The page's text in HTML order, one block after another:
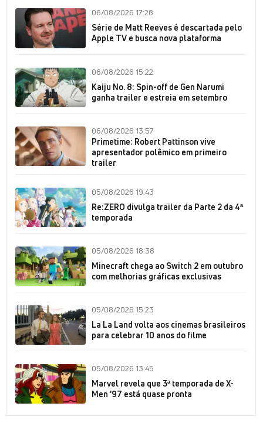
06/08/2026 17:28
Série de Matt Reeves é descartada pelo
Apple TV e busca nova plataforma
06/08/2026 15:22
Kaiju No. 8: Spin-off de Gen Narumi
ganha trailer e estreia em setembro
06/08/2026 13:57
Primetime: Robert Pattinson vive
apresentador polêmico em primeiro
trailer
05/08/2026 19:43
Re:ZERO divulga trailer da Parte 2 da 4ª
temporada
05/08/2026 18:38
Minecraft chega ao Switch 2 em outubro
com melhorias gráficas exclusivas
05/08/2026 15:23
La La Land volta aos cinemas brasileiros
para celebrar 10 anos do filme
05/08/2026 13:45
Marvel revela que 3ª temporada de X-
Men '97 está quase pronta